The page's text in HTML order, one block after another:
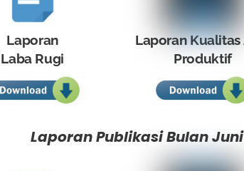
Laporan
Laba Rugi
Laporan Kualitas
Produktif
Laporan Publikasi Bulan